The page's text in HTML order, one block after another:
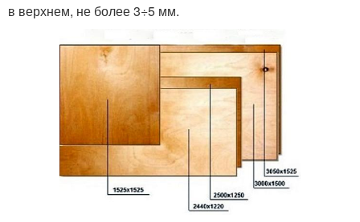
в верхнем, не более 3÷5 мм.